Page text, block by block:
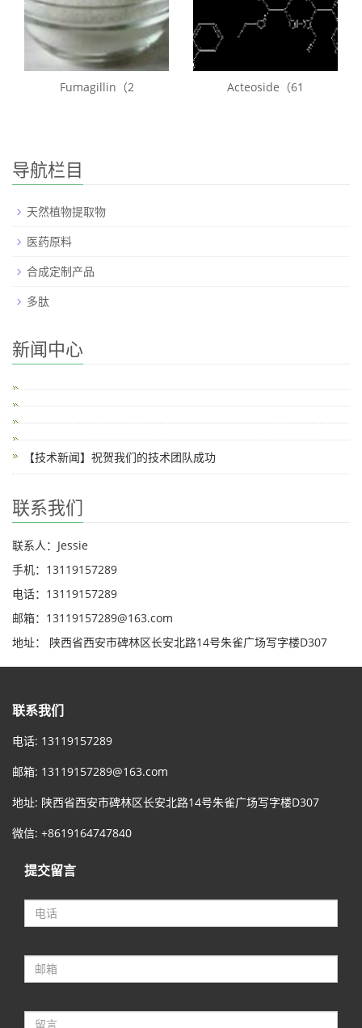
Fumagillin（2 Acteoside（61
导航栏目
天然植物提取物
医药原料
合成定制产品
多肽
新闻中心
【技术新闻】祝贺我们的技术团队成功
联系我们
联系人：Jessie
手机：13119157289
电话：13119157289
邮箱：13119157289@163.com
地址： 陕西省西安市碑林区长安北路14号朱雀广场写字楼D307
联系我们
电话: 13119157289
邮箱: 13119157289@163.com
地址: 陕西省西安市碑林区长安北路14号朱雀广场写字楼D307
微信: +8619164747840
提交留言